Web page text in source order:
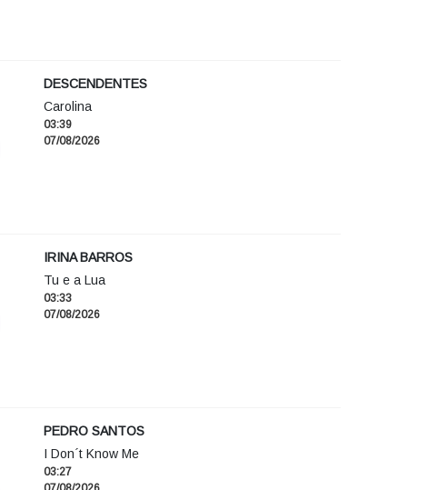
DESCENDENTES
Carolina
03:39
07/08/2026
IRINA BARROS
Tu e a Lua
03:33
07/08/2026
PEDRO SANTOS
I Don´t Know Me
03:27